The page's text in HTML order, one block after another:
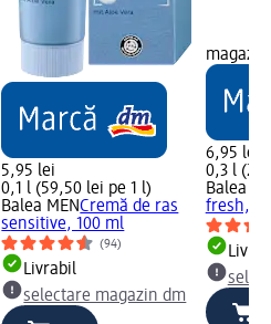
5,95 lei
0,1 l (59,50 lei pe 1 l)
Balea MENCremă de ras
sensitive, 100 ml
(94)
Livrabil
selectare magazin dm
6,95 lei
0,3 l
Balea
fresh,